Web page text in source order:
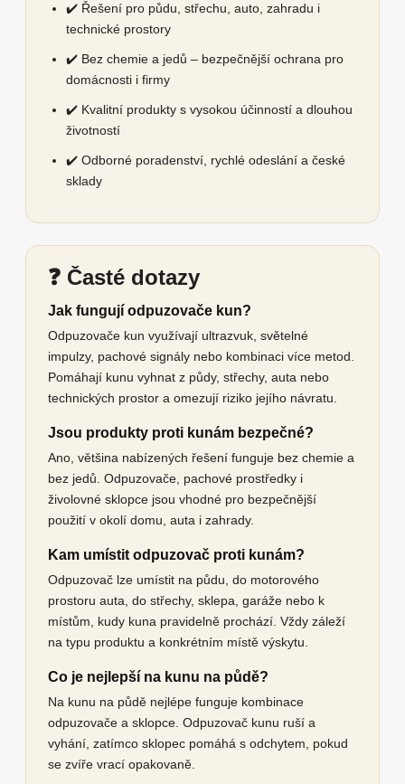
✔️ Řešení pro půdu, střechu, auto, zahradu i
technické prostory
✔️ Bez chemie a jedů – bezpečnější ochrana pro
domácnosti i firmy
✔️ Kvalitní produkty s vysokou účinností a dlouhou
životností
✔️ Odborné poradenství, rychlé odeslání a české
sklady
❓ Časté dotazy
Jak fungují odpuzovače kun?
Odpuzovače kun využívají ultrazvuk, světelné
impulzy, pachové signály nebo kombinaci více metod.
Pomáhají kunu vyhnat z půdy, střechy, auta nebo
technických prostor a omezují riziko jejího návratu.
Jsou produkty proti kunám bezpečné?
Ano, většina nabízených řešení funguje bez chemie a
bez jedů. Odpuzovače, pachové prostředky i
živolovné sklopce jsou vhodné pro bezpečnější
použití v okolí domu, auta i zahrady.
Kam umístit odpuzovač proti kunám?
Odpuzovač lze umístit na půdu, do motorového
prostoru auta, do střechy, sklepa, garáže nebo k
místům, kudy kuna pravidelně prochází. Vždy záleží
na typu produktu a konkrétním místě výskytu.
Co je nejlepší na kunu na půdě?
Na kunu na půdě nejlépe funguje kombinace
odpuzovače a sklopce. Odpuzovač kunu ruší a
vyhání, zatímco sklopec pomáhá s odchytem, pokud
se zvíře vrací opakovaně.